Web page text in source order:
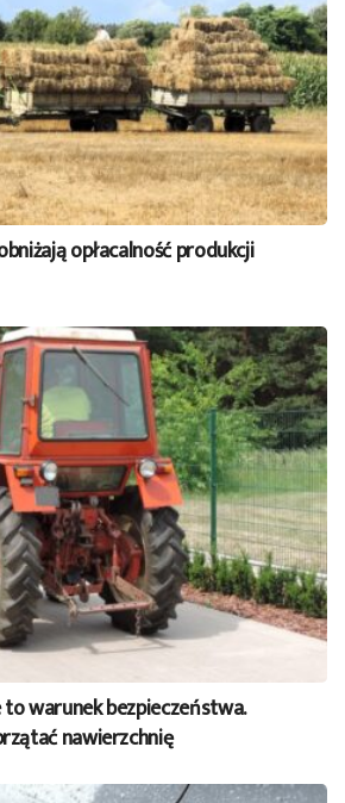
opłacalność produkcji
warunek bezpieczeństwa.
nawierzchnię